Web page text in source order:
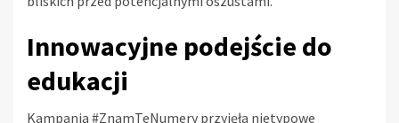
Innowacyjne podejście do
edukacji
Kampania #ZnamTeNumery przyjęła nietypowe